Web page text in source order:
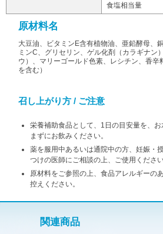
食塩相当量
原材料名
大豆油、ビタミンE含有植物油、亜鉛酵母、
ミンC、グリセリン、ゲル化剤（カラギナン
ウ）、マリーゴールド色素、レシチン、香辛
を含む）
召し上がり方 / ご注意
栄養補助食品として、1日の目安量を、
まずにお飲みください。
薬を服用中あるいは通院中の方、妊娠・
つけの医師にご相談の上、ご使用ください
原材料をご参照の上、食品アレルギーの
控えください。
関連商品